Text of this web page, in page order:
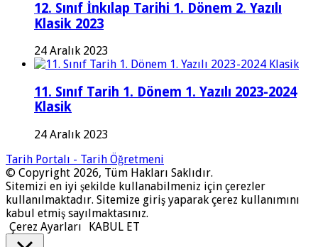
12. Sınıf İnkılap Tarihi 1. Dönem 2. Yazılı
Klasik 2023
24 Aralık 2023
11. Sınıf Tarih 1. Dönem 1. Yazılı 2023-2024
Klasik
24 Aralık 2023
Tarih Portalı - Tarih Öğretmeni
© Copyright 2026, Tüm Hakları Saklıdır.
Sitemizi en iyi şekilde kullanabilmeniz için çerezler
kullanılmaktadır. Sitemize giriş yaparak çerez kullanımını
kabul etmiş sayılmaktasınız.
Çerez Ayarları
KABUL ET